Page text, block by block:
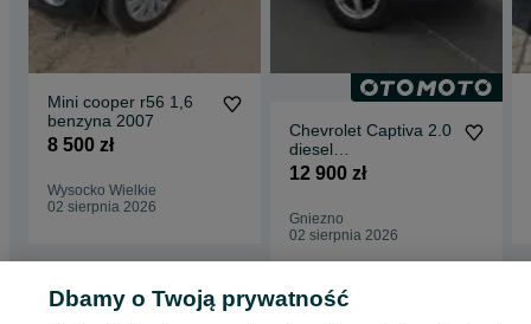
Mini cooper r56 1,6
benzyna 2007
8 500 zł
Wysocko Wielkie
02 sierpnia 2026
Chevrolet Captiva 2.0
diesel
,klimatronic,kamera
12 900 zł
Gniezno
02 sierpnia 2026
Strona główna Motoryzacja Części samochodowe
Dbamy o Twoją prywatność